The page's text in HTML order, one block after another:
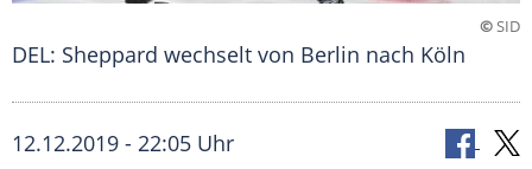
©SID
DEL: Sheppard wechselt von Berlin nach Köln
12.12.2019 - 22:05 Uhr